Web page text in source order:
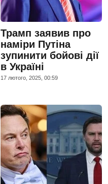
Трамп заявив про
наміри Путіна
зупинити бойові дії
в Україні
17 лютого, 2025, 00:59